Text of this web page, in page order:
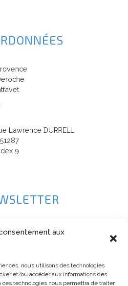
aux
nous utilisons des technologies
et/ou accéder aux informations des
ces technologies nous permettra de traiter
Lawrence DURRELL
9